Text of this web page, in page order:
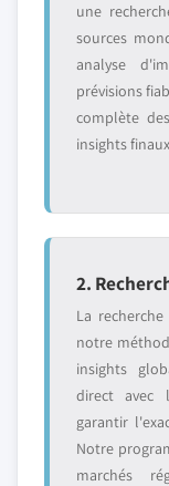
une
sources
analyse
prévisions
complète
insights
2.
La
notre
insights
direct avec
garantir
Notre
marchés